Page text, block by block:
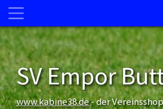
SV Empor
www.kabine38.de- der